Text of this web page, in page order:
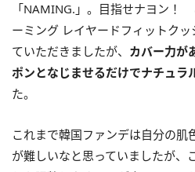
「NAMING.」。目指せナヨン！
ーミング レイヤードフィットク
ていただきましたが、 カバー力が
ポンとなじませるだけでナチュラ
た。
これまで韓国ファンデは自分の肌
が難しいなと思っていましたが、